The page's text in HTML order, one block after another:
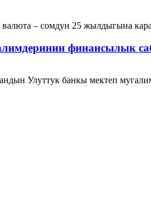
валюта – сомдун 25 жылдыгына
финансылык
Улуттук банкы мектеп